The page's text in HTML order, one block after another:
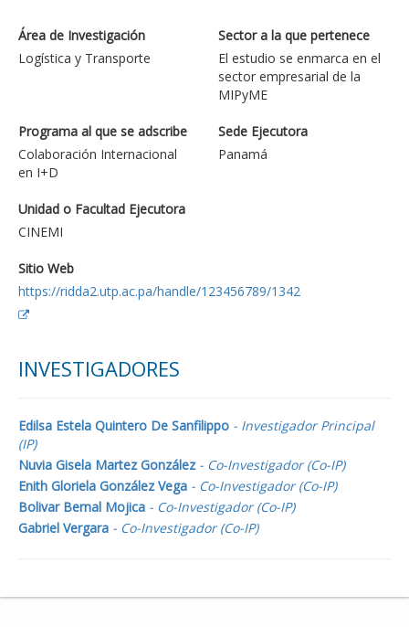
Área de Investigación
Logística y Transporte
Sector a la que pertenece
El estudio se enmarca en el
sector empresarial de la
MIPyME
Programa al que se adscribe
Colaboración Internacional
en I+D
Sede Ejecutora
Panamá
Unidad o Facultad Ejecutora
CINEMI
Sitio Web
https://ridda2.utp.ac.pa/handle/123456789/1342
INVESTIGADORES
Edilsa Estela Quintero De Sanfilippo - Investigador Principal
(IP)
Nuvia Gisela Martez González - Co-Investigador (Co-IP)
Enith Gloriela González Vega - Co-Investigador (Co-IP)
Bolivar Bernal Mojica - Co-Investigador (Co-IP)
Gabriel Vergara - Co-Investigador (Co-IP)